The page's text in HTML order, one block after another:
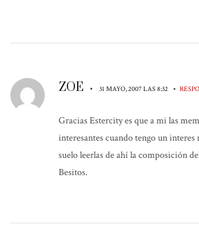
ZOE • 31 MAYO, 2007 LAS 8:32 •
Gracias Estercity es que a mi las
interesantes cuando tengo un
suelo leerlas de ahí la composición
Besitos.